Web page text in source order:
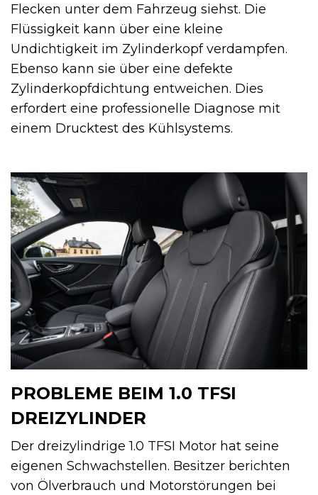
Flecken unter dem Fahrzeug siehst. Die
Flüssigkeit kann über eine kleine
Undichtigkeit im Zylinderkopf verdampfen.
Ebenso kann sie über eine defekte
Zylinderkopfdichtung entweichen. Dies
erfordert eine professionelle Diagnose mit
einem Drucktest des Kühlsystems.
PROBLEME BEIM 1.0 TFSI
DREIZYLINDER
Der dreizylindrige 1.0 TFSI Motor hat seine
eigenen Schwachstellen. Besitzer berichten
von Ölverbrauch und Motorstörungen bei